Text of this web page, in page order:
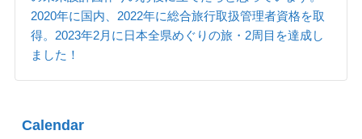
2020年に国内、2022年に総合旅行取扱管理者資格を取
得。2023年2月に日本全県めぐりの旅・2周目を達成し
ました！
Calendar